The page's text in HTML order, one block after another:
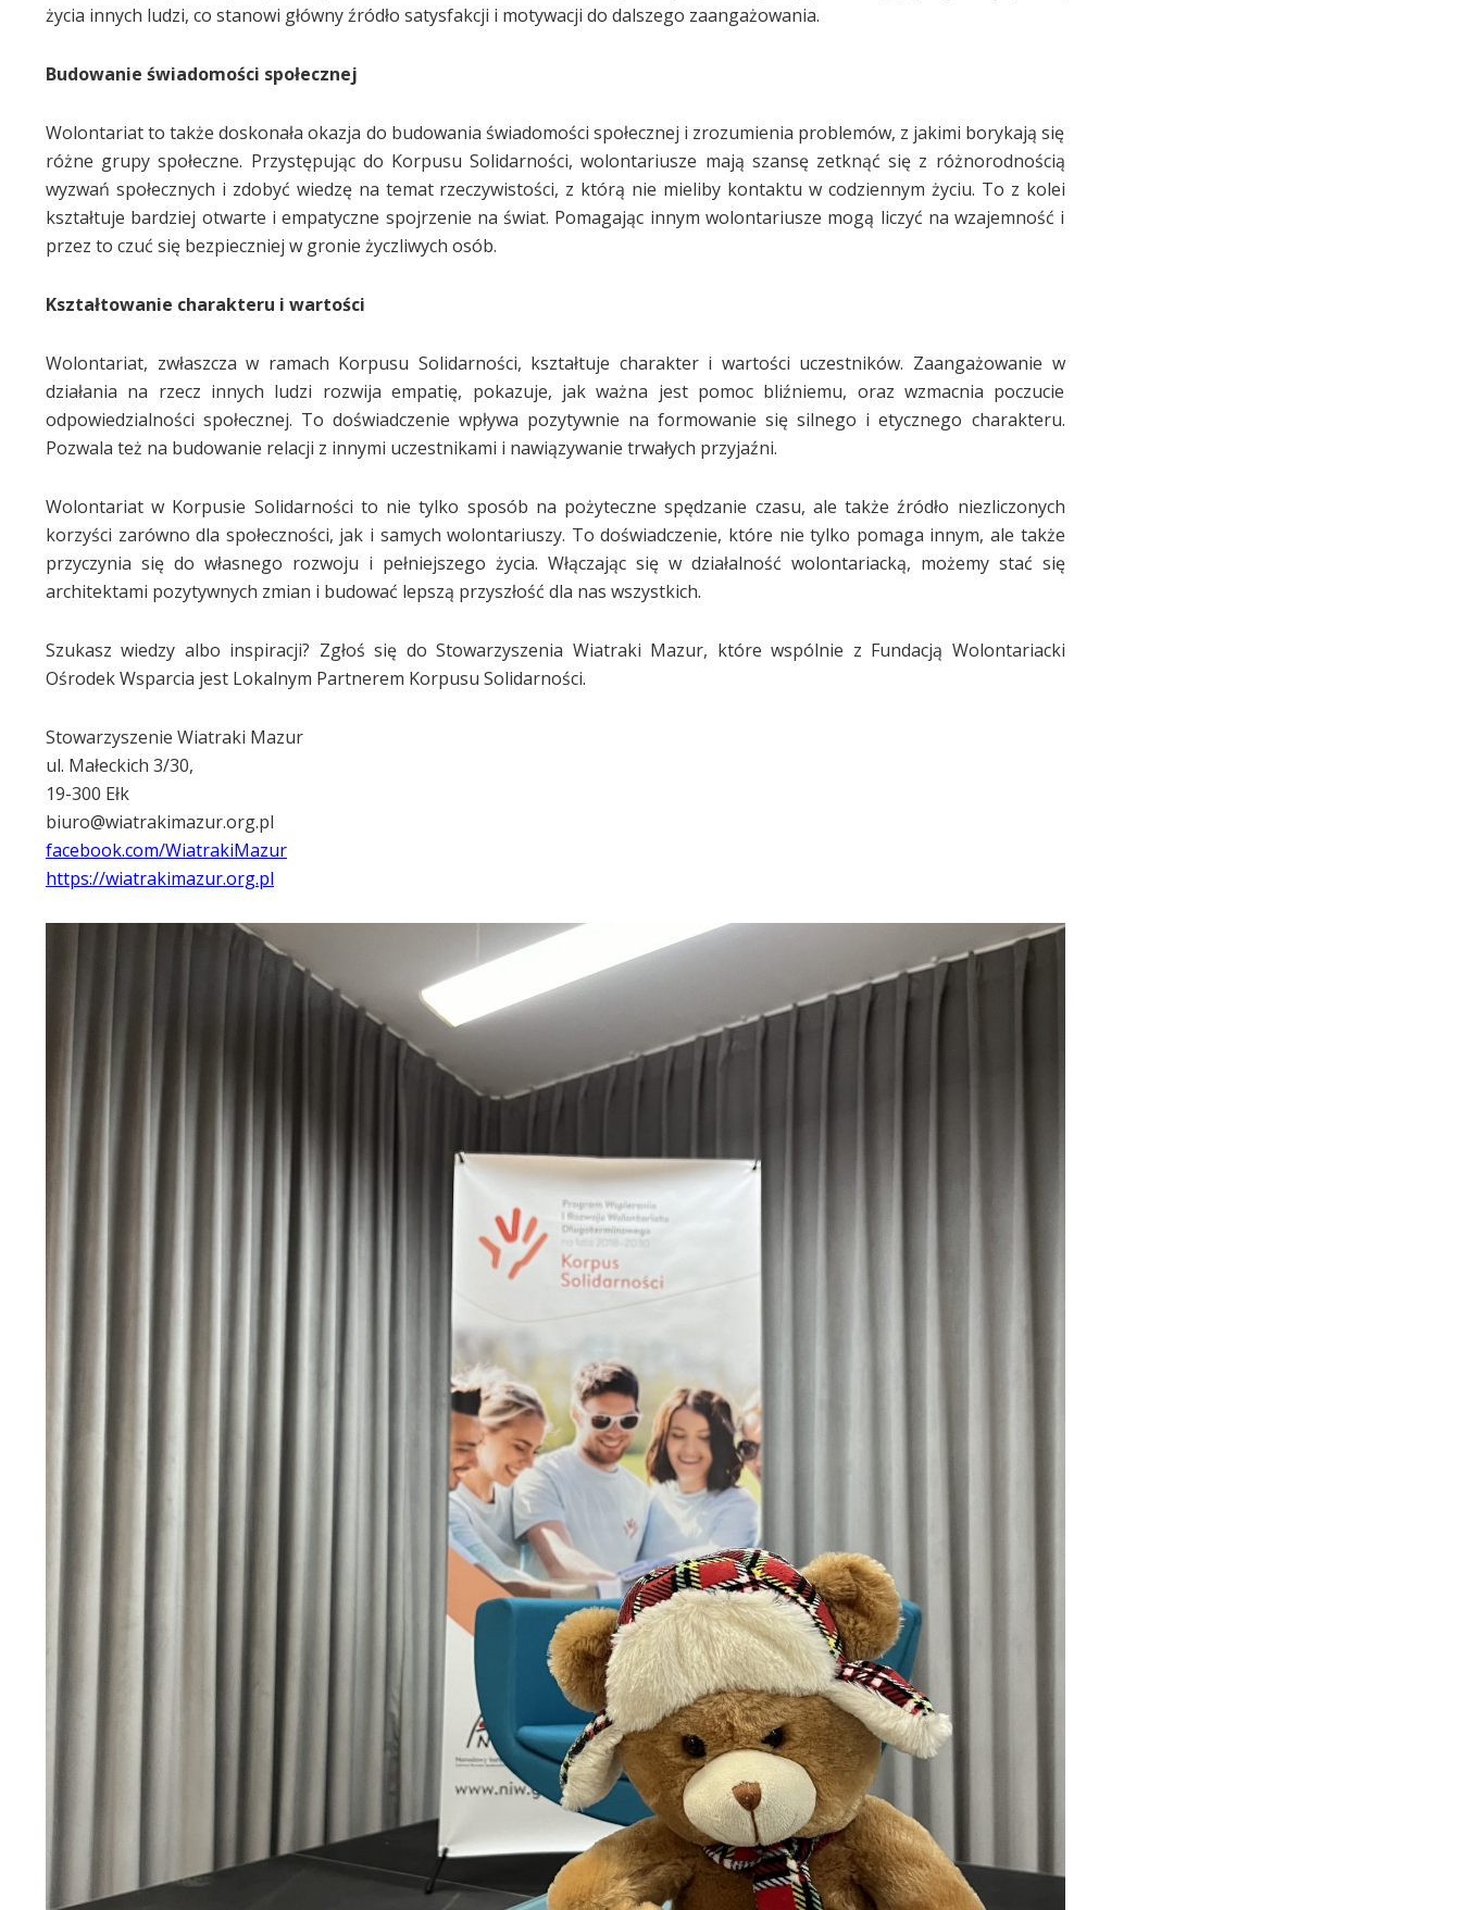
życia innych ludzi, co stanowi główny źródło satysfakcji i motywacji do dalszego zaangażowania.
Budowanie świadomości społecznej
Wolontariat to także doskonała okazja do budowania świadomości społecznej i zrozumienia problemów, z jakimi borykają się
różne grupy społeczne. Przystępując do Korpusu Solidarności, wolontariusze mają szansę zetknąć się z różnorodnością
wyzwań społecznych i zdobyć wiedzę na temat rzeczywistości, z którą nie mieliby kontaktu w codziennym życiu. To z kolei
kształtuje bardziej otwarte i empatyczne spojrzenie na świat. Pomagając innym wolontariusze mogą liczyć na wzajemność i
przez to czuć się bezpieczniej w gronie życzliwych osób.
Kształtowanie charakteru i wartości
Wolontariat, zwłaszcza w ramach Korpusu Solidarności, kształtuje charakter i wartości uczestników. Zaangażowanie w
działania na rzecz innych ludzi rozwija empatię, pokazuje, jak ważna jest pomoc bliźniemu, oraz wzmacnia poczucie
odpowiedzialności społecznej. To doświadczenie wpływa pozytywnie na formowanie się silnego i etycznego charakteru.
Pozwala też na budowanie relacji z innymi uczestnikami i nawiązywanie trwałych przyjaźni.
Wolontariat w Korpusie Solidarności to nie tylko sposób na pożyteczne spędzanie czasu, ale także źródło niezliczonych
korzyści zarówno dla społeczności, jak i samych wolontariuszy. To doświadczenie, które nie tylko pomaga innym, ale także
przyczynia się do własnego rozwoju i pełniejszego życia. Włączając się w działalność wolontariacką, możemy stać się
architektami pozytywnych zmian i budować lepszą przyszłość dla nas wszystkich.
Szukasz wiedzy albo inspiracji? Zgłoś się do Stowarzyszenia Wiatraki Mazur, które wspólnie z Fundacją Wolontariacki
Ośrodek Wsparcia jest Lokalnym Partnerem Korpusu Solidarności.
Stowarzyszenie Wiatraki Mazur
ul. Małeckich 3/30,
19-300 Ełk
biuro@wiatrakimazur.org.pl
facebook.com/WiatrakiMazur
https://wiatrakimazur.org.pl